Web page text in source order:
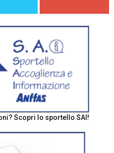
Scopri lo sportello SAI!